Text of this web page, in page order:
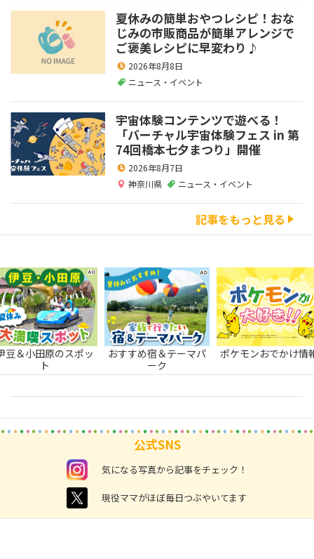
夏休みの簡単おやつレシピ！おな
じみの市販商品が簡単アレンジで
ご褒美レシピに早変わり♪
2026年8月8日
ニュース・イベント
宇宙体験コンテンツで遊べる！
「バーチャル宇宙体験フェス in 第
74回橋本七夕まつり」開催
2026年8月7日
神奈川県
ニュース・イベント
記事をもっと見る
豆＆小田原のスポッ
ト
おすすめ宿＆テーマパ
ーク
ポケモンおでかけ情
公式SNS
instagram 気になる写真から記事をチェック！
twitter 現役ママがほぼ毎日つぶやいてます